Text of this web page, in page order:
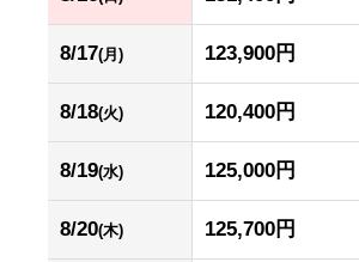
8/17(月) 123,900円
8/18(火) 120,400円
8/19(水) 125,000円
8/20(木) 125,700円